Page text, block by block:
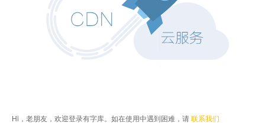
Hi，老朋友，欢迎登录有字库。如在使用中遇到困难，请联系我们